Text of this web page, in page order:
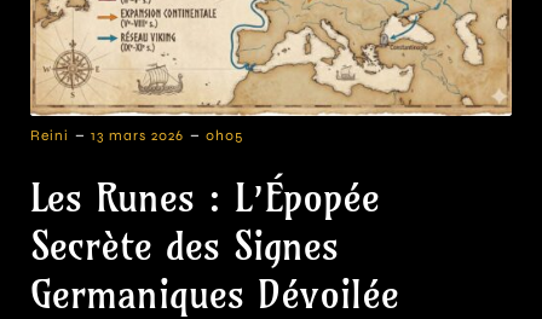
Reini - 13 mars 2026 - 0h05
Les Runes : L’Épopée
Secrète des Signes
Germaniques Dévoilée